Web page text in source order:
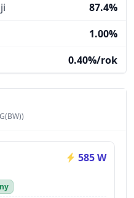
87.4%
1.00%
0.40%/rok
585 W